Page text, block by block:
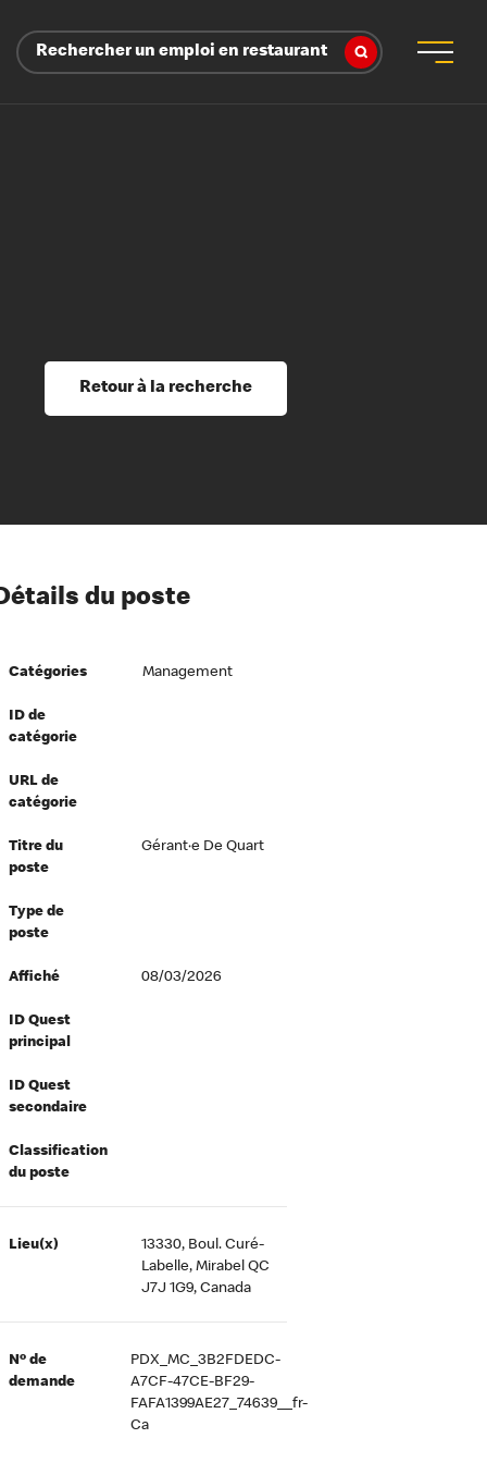
Rechercher un emploi en restaurant
et perfectionnement
du savoir
à l’égard de nos employés
directeurs
équité et inclusion
au travail
Retour à la recherche
du poste
Catégories Management
ID de
catégorie
URL de
catégorie
Titre du
poste
Gérant·e De Quart
Type de
poste
Affiché 08/03/2026
ID Quest
principal
ID Quest
secondaire
Classification
du poste
Lieu(x)
13330, Boul. Curé-
Labelle, Mirabel QC
J7J 1G9, Canada
Nº de
demande
PDX_MC_3B2FDEDC-
A7CF-47CE-BF29-
FAFA1399AE27_74639__fr-
Ca